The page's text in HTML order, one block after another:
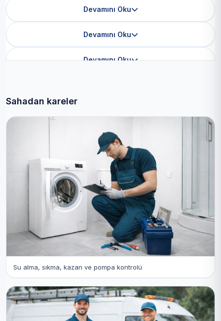
Devamını Oku
Devamını Oku
Devamını Oku
Sahadan kareler
Su alma, sıkma, kazan ve pompa kontrolü